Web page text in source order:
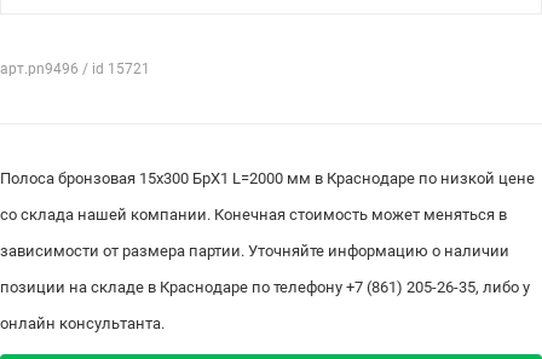
арт.pn9496 / id 15721
Полоса бронзовая 15х300 БрХ1 L=2000 мм в Краснодаре по низкой цене
со склада нашей компании. Конечная стоимость может меняться в
зависимости от размера партии. Уточняйте информацию о наличии
позиции на складе в Краснодаре по телефону +7 (861) 205-26-35, либо у
онлайн консультанта.